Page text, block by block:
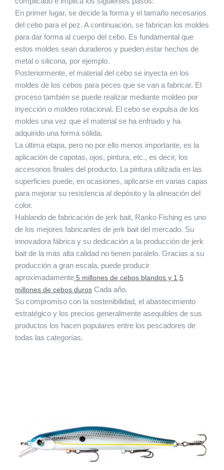
En primer lugar, se decide la forma y el tamaño necesarios
del cebo para el pez. A continuación, se fabrican los moldes
para dar forma al cuerpo del cebo. Es fundamental que
estos moldes sean duraderos y pueden estar hechos de
metal o silicona, por ejemplo.
Posteriormente, el material del cebo se inyecta en los
moldes de los cebos para peces que se van a fabricar. El
proceso también se puede realizar mediante moldeo por
inyección o moldeo rotacional. El cebo se expulsa de los
moldes una vez que el material se ha enfriado y ha
adquirido una forma sólida.
La última etapa, pero no por ello menos importante, es la
aplicación de capotas, ojos, pintura, etc., es decir, los
accesorios finales del producto. La pintura utilizada en las
superficies puede, en ocasiones, aplicarse en varias capas
para mejorar su resistencia al depósito y la alineación del
color.
Hablando de fabricación de jerk bait, Ranko Fishing es uno
de los mejores fabricantes de jerk bait del mercado. Su
innovadora fábrica y su dedicación a la producción de jerk
bait de la más alta calidad no tienen paralelo. Gracias a su
producción a gran escala, puede producir
aproximadamente 5 millones de cebos blandos y 1,5
millones de cebos duros Cada año.
Su compromiso con la sostenibilidad, el abastecimiento
estratégico y los precios generalmente asequibles de sus
productos los hacen populares entre los pescadores de
todas las categorías.